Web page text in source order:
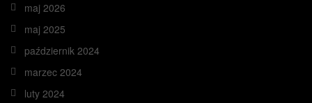
maj 2026
maj 2025
październik 2024
marzec 2024
luty 2024